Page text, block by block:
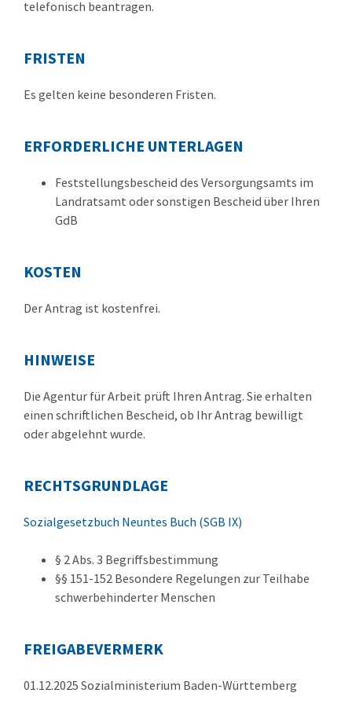
telefonisch beantragen.
FRISTEN
Es gelten keine besonderen Fristen.
ERFORDERLICHE UNTERLAGEN
Feststellungsbescheid des Versorgungsamts im
Landratsamt oder sonstigen Bescheid über Ihren
GdB
KOSTEN
Der Antrag ist kostenfrei.
HINWEISE
Die Agentur für Arbeit prüft Ihren Antrag. Sie erhalten
einen schriftlichen Bescheid, ob Ihr Antrag bewilligt
oder abgelehnt wurde.
RECHTSGRUNDLAGE
Sozialgesetzbuch Neuntes Buch (SGB IX)
§ 2 Abs. 3 Begriffsbestimmung
§§ 151-152 Besondere Regelungen zur Teilhabe
schwerbehinderter Menschen
FREIGABEVERMERK
01.12.2025 Sozialministerium Baden-Württemberg